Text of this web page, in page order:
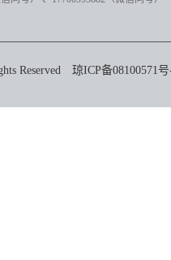
Reserved 琼ICP备08100571